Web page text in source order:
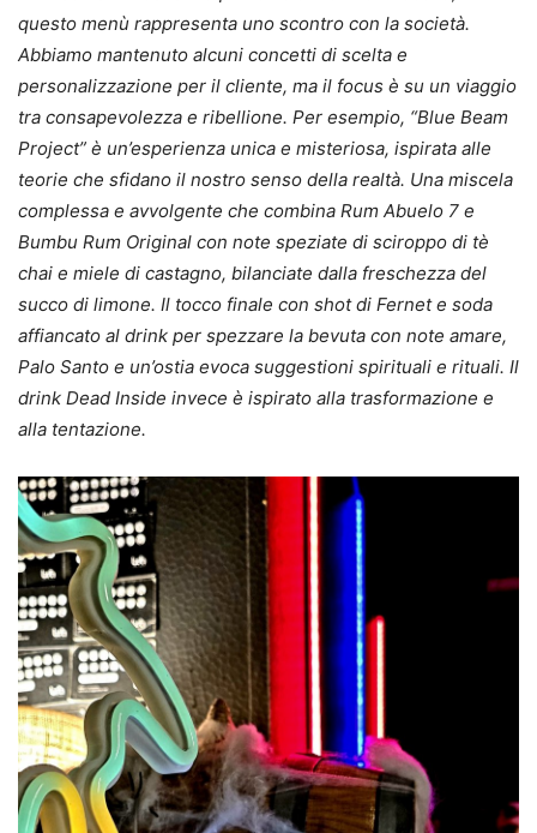
questo menù rappresenta uno scontro con la società.
Abbiamo mantenuto alcuni concetti di scelta e
personalizzazione per il cliente, ma il focus è su un viaggio
tra consapevolezza e ribellione. Per esempio, “Blue Beam
Project” è un’esperienza unica e misteriosa, ispirata alle
teorie che sfidano il nostro senso della realtà. Una miscela
complessa e avvolgente che combina Rum Abuelo 7 e
Bumbu Rum Original con note speziate di sciroppo di tè
chai e miele di castagno, bilanciate dalla freschezza del
succo di limone. Il tocco finale con shot di Fernet e soda
affiancato al drink per spezzare la bevuta con note amare,
Palo Santo e un’ostia evoca suggestioni spirituali e rituali. Il
drink Dead Inside invece è ispirato alla trasformazione e
alla tentazione.